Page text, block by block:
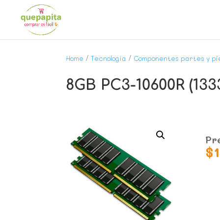
Home /Tecnología / Componentes partes y
8GB PC3-10600R
$